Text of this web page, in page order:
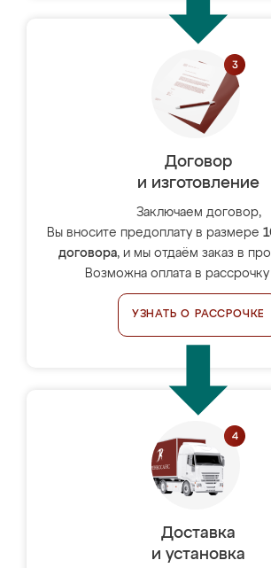
Договор
и изготовление
Заключаем договор,
Вы вносите предоплату в размере
договора, и мы отдаём заказ в
Возможна оплата в
УЗНАТЬ О РАССРОЧКЕ
Доставка
и установка